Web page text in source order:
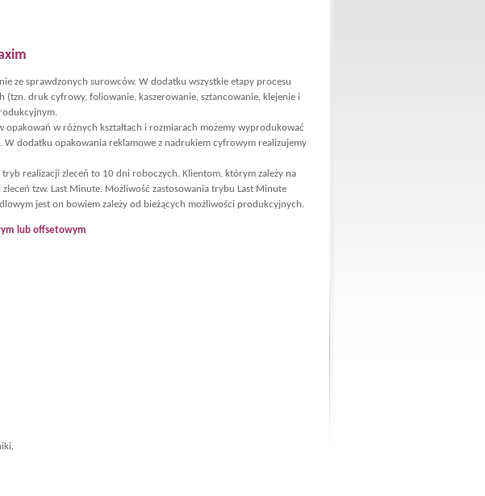
ze sprawdzonych surowców. W dodatku wszystkie etapy procesu
druk cyfrowy, foliowanie, kaszerowanie, sztancowanie, klejenie i
w różnych kształtach i rozmiarach możemy wyprodukować
dodatku opakowania reklamowe z nadrukiem cyfrowym realizujemy
tryb realizacji zleceń to 10 dni roboczych. Klientom, którym zależy na
tzw. Last Minute. Możliwość zastosowania trybu Last Minute
jest on bowiem zależy od bieżących możliwości produkcyjnych.
lub offsetowym